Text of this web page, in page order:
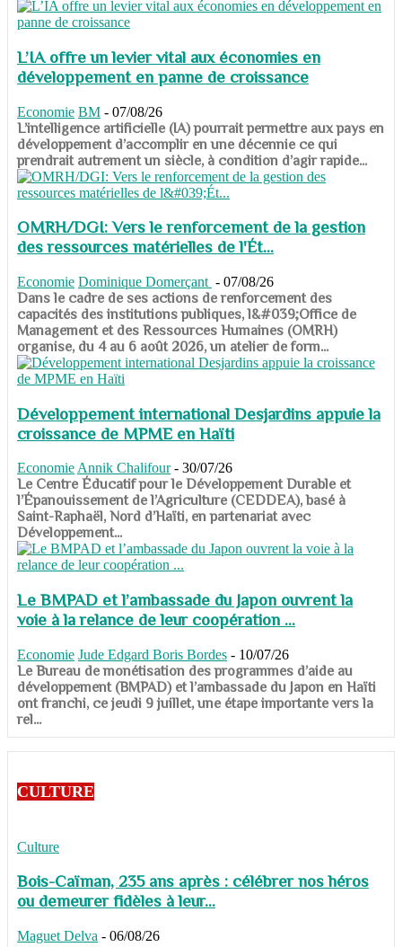
L’IA offre un levier vital aux économies en
développement en panne de croissance
Economie BM - 07/08/26
​​​​​​​L’intelligence artificielle (IA) pourrait permettre aux pays en
développement d’accomplir en une décennie ce qui
prendrait autrement un siècle, à condition d’agir rapide...
OMRH/DGI: Vers le renforcement de la gestion
des ressources matérielles de l'Ét...
Economie Dominique Domerçant - 07/08/26
Dans le cadre de ses actions de renforcement des
capacités des institutions publiques, l&#039;Office de
Management et des Ressources Humaines (OMRH)
organise, du 4 au 6 août 2026, un atelier de form...
Développement international Desjardins appuie la
croissance de MPME en Haïti
Economie Annik Chalifour - 30/07/26
​​​​​​​Le Centre Éducatif pour le Développement Durable et
l’Épanouissement de l’Agriculture (CEDDEA), basé à
Saint-Raphaël, Nord d’Haïti, en partenariat avec
Développement...
Le BMPAD et l’ambassade du Japon ouvrent la
voie à la relance de leur coopération ...
Economie Jude Edgard Boris Bordes - 10/07/26
​​​​​​​Le Bureau de monétisation des programmes d’aide au
développement (BMPAD) et l’ambassade du Japon en Haïti
ont franchi, ce jeudi 9 juillet, une étape importante vers la
rel...
CULTURE
Culture
Bois-Caïman, 235 ans après : célébrer nos héros
ou demeurer fidèles à leur...
Maguet Delva - 06/08/26